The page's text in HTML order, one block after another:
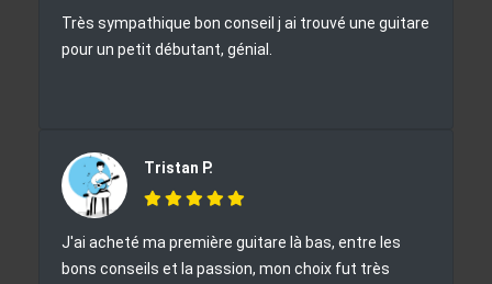
Très sympathique bon conseil j ai trouvé une guitare
pour un petit débutant, génial.
Tristan P.
J'ai acheté ma première guitare là bas, entre les
bons conseils et la passion, mon choix fut très